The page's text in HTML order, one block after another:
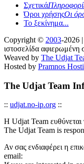
Σχετικά
Όροι χρήσηςΟι
Το ξεκίνημα...
Copyright © 2003-2026
ιστοσελίδα
Weaved by The Udjat
Hosted by Pramnos
The Udjat Team
:: udjat.no-ip.org ::
Η Udjat Team ευθύνεται
The Udjat Team is
Αν σας ενδιαφέρει η
email: